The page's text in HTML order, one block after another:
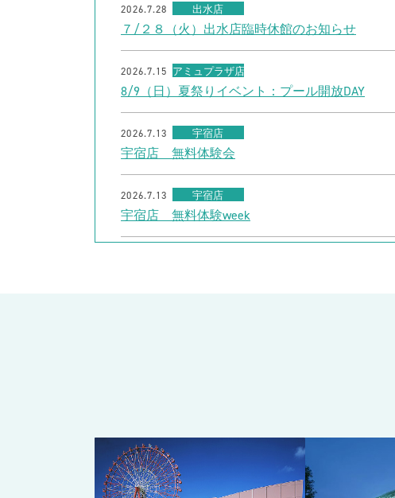
2026.7.28 出水店
７/２８（火）出水店臨時休館のお知らせ
2026.7.15 アミュプラザ店
8/9（日）夏祭りイベント：プール開放DAY
2026.7.13 宇宿店
宇宿店 無料体験会
2026.7.13 宇宿店
宇宿店 無料体験week
2026.7.2
【一般の方向け】下腹ぺたんこ体験レッスン